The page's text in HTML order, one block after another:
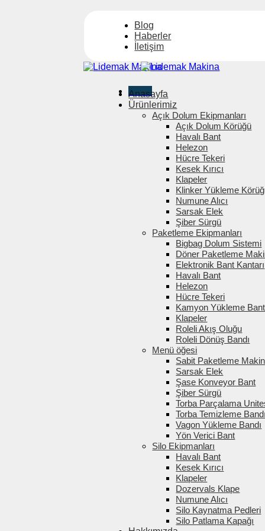
Blog
Haberler
İletişim
Menü
Anasayfa
Ürünlerimiz
Açık Dolum Ekipmanları
Açık Dolum Körüğü
Havalı Bant
Helezon
Hücre Tekeri
Kesek Kırıcı
Klapeler
Klinker Yükleme
Numune Alıcı
Sarsak Elek
Şiber Sürgü
Paketleme Ekipmanları
Bigbag Dolum Sistemi
Döner Paketleme
Elektronik Bant Kantarı
Havalı Bant
Helezon
Hücre Tekeri
Kamyon Yükleme
Klapeler
Roleli Akış Oluğu
Roleli Dönüş Bandı
Menü öğesi
Sabit Paketleme
Sarsak Elek
Şase Konveyor Bant
Şiber Sürgü
Torba Parçalama
Torba Temizleme Bandı
Vagon Yükleme Bandı
Yön Verici Bant
Silo Ekipmanları
Havalı Bant
Kesek Kırıcı
Klapeler
Dozervals Klape
Numune Alıcı
Silo Kaynatma Pedleri
Silo Patlama Kapağı